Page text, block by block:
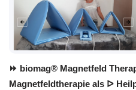
⏩ biomag® Magnetfeld
Magnetfeldtherapie als ᐅ